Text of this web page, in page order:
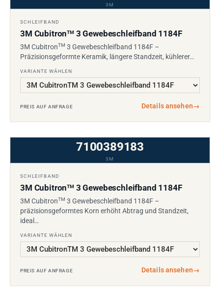
3M
SCHLEIFBAND
3M CubitronTM3 Gewebeschleifband 1184F
3M CubitronTM 3 Gewebeschleifband 1184F –
Präzisionsgeformte Keramik, längere Standzeit, kühlerer…
VARIANTE WÄHLEN
PREIS AUF ANFRAGE Details ansehen→
7100389183
3M
SCHLEIFBAND
3M CubitronTM3 Gewebeschleifband 1184F
3M CubitronTM 3 Gewebeschleifband 1184F –
präzisionsgeformtes Korn erhöht Abtrag und Standzeit,
ideal…
VARIANTE WÄHLEN
PREIS AUF ANFRAGE Details ansehen→